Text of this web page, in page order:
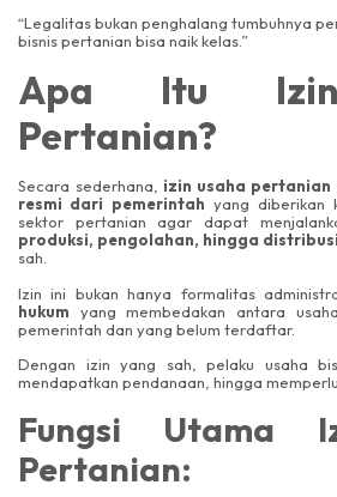
“Legalitas bukan penghalang tumbuhnya
bisnis pertanian bisa naik kelas.”
Apa Itu
Pertanian?
Secara sederhana, izin usaha pertanian
resmi dari pemerintah yang diberikan
sektor pertanian agar dapat
produksi, pengolahan, hingga
sah.
Izin ini bukan hanya formalitas
hukum yang membedakan antara
pemerintah dan yang belum terdaftar.
Dengan izin yang sah, pelaku usaha
mendapatkan pendanaan, hingga
Fungsi Utama
Pertanian: